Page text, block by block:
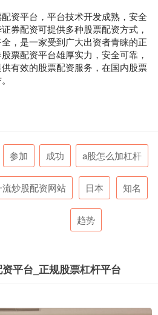
资平台，平台技术开发成熟，安全
券配资可提供多种股票配资方式，
，是一家受到广大出资者青睐的正
票配资平台雄厚实力，安全可靠，
有效的股票配资服务，在国内股票
参加 成功 a股怎么加杠杆
流炒股配资网站 日本 知名
趋势
平台_正规股票杠杆平台